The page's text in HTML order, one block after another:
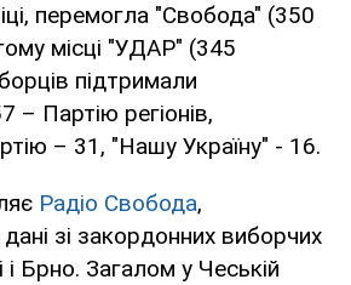
перемогла "Свобода" (350
місці "УДАР" (345
підтримали
– Партію регіонів,
– 31, "Нашу Україну" - 16.
Радіо Свобода,
зі закордонних виборчих
і Брно. Загалом у Чеській